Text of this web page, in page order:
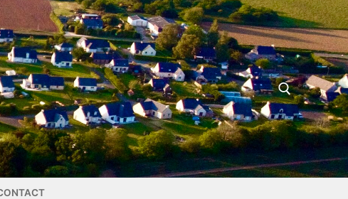
Rechercher :